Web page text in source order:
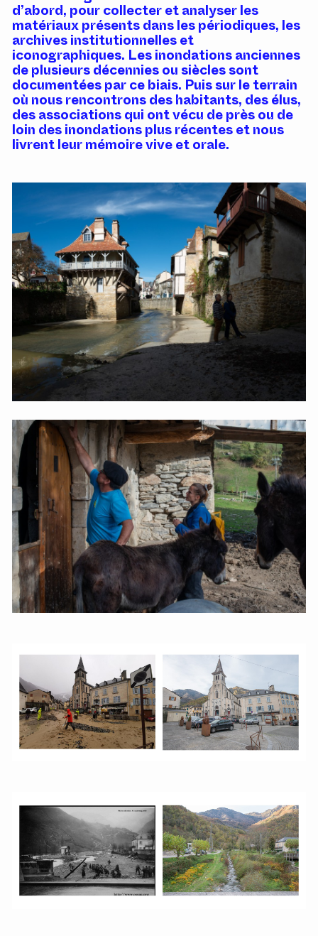
d’abord, pour collecter et analyser les
matériaux présents dans les périodiques, les
archives institutionnelles et
iconographiques. Les inondations anciennes
de plusieurs décennies ou siècles sont
documentées par ce biais. Puis sur le terrain
où nous rencontrons des habitants, des élus,
des associations qui ont vécu de près ou de
loin des inondations plus récentes et nous
livrent leur mémoire vive et orale.